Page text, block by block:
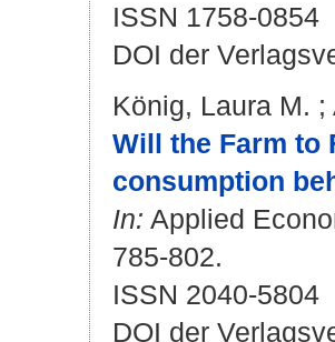
ISSN 1758-0854
DOI der
König, Laura M. ;
Will the Farm to
consumption
In: Applied
785-802.
ISSN 2040-5804
DOI der